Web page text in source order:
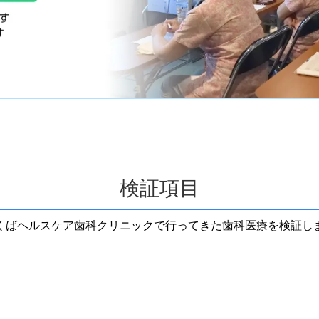
検証項目
ばヘルスケア歯科クリニックで行ってきた歯科医療を検証し